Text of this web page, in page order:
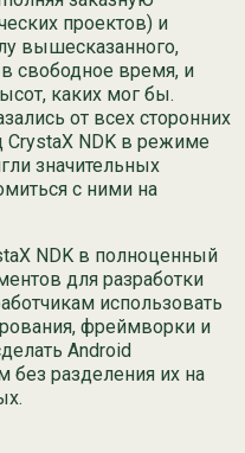
проектов) и
вышесказанного,
свободное время, и
каких мог бы.
от всех сторонних
CrystaX NDK в режиме
значительных
с ними на
NDK в полноценный
для разработки
использовать
фреймворки и
Android
разделения их на